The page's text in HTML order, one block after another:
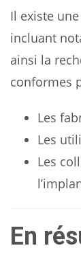
Il existe
incluant
ainsi la
conformes
Les
Les
Les
En